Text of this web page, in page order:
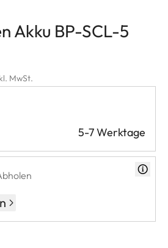
Akku BP-SCL-5
MwSt.
5-7 Werktage